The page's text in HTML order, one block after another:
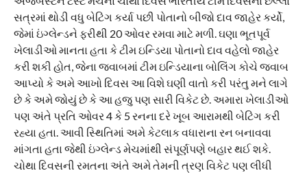
સત્રમાં થોડી વધુ બેટિંગ કર્યા પછી પોતાનો બીજો દાવ જાહેર કર્યો,
જેમાં ઇંગ્લેન્ડને ફરીથી 20 ઓવર રમવા માટે મળી. ઘણા ભૂતપૂર્વ
ખેલાડીઓ માનતા હતા કે ટીમ ઇન્ડિયા પોતાનો દાવ વહેલો જાહેર
કરી શકી હોત, જેના જવાબમાં ટીમ ઇન્ડિયાના બોલિંગ કોચે જવાબ
આપ્યો કે અમે આખો દિવસ આ વિશે ઘણી વાતો કરી પરંતુ મને લાગે
છે કે અમે જોયું છે કે આ હજુ પણ સારી વિકેટ છે. અમારા ખેલાડીઓ
પણ અંતે પ્રતિ ઓવર 4 કે 5 રનના દરે ખૂબ આરામથી બેટિંગ કરી
રહ્યા હતા. આવી સ્થિતિમાં અમે કેટલાક વધારાના રન બનાવવા
માંગતા હતા જેથી ઇંગ્લેન્ડ મેચમાંથી સંપૂર્ણપણે બહાર થઈ શકે.
ચોથા દિવસની રમતના અંતે અમે તેમની ત્રણ વિકેટ પણ લીધી